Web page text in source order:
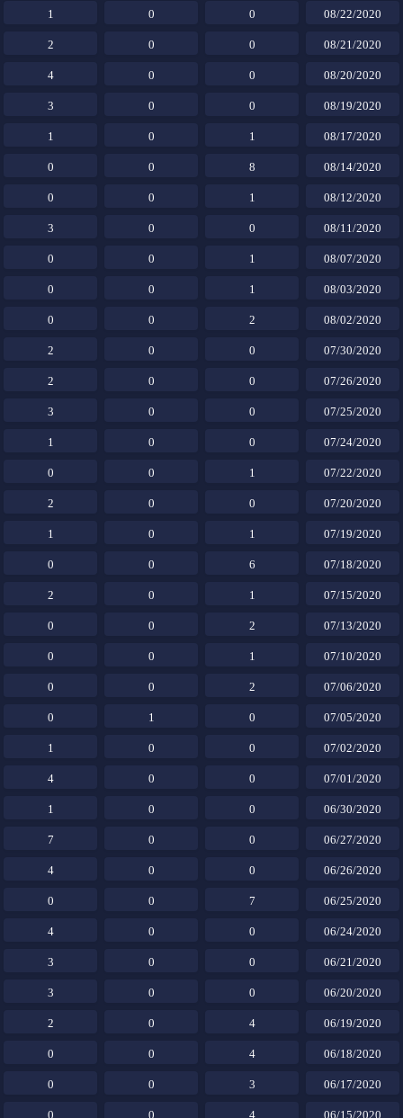
08/22/2020
0
0
1
08/21/2020
0
0
2
08/20/2020
0
0
4
08/19/2020
0
0
3
08/17/2020
1
0
1
08/14/2020
8
0
0
08/12/2020
1
0
0
08/11/2020
0
0
3
08/07/2020
1
0
0
08/03/2020
1
0
0
08/02/2020
2
0
0
07/30/2020
0
0
2
07/26/2020
0
0
2
07/25/2020
0
0
3
07/24/2020
0
0
1
07/22/2020
1
0
0
07/20/2020
0
0
2
07/19/2020
1
0
1
07/18/2020
6
0
0
07/15/2020
1
0
2
07/13/2020
2
0
0
07/10/2020
1
0
0
07/06/2020
2
0
0
07/05/2020
0
1
0
07/02/2020
0
0
1
07/01/2020
0
0
4
06/30/2020
0
0
1
06/27/2020
0
0
7
06/26/2020
0
0
4
06/25/2020
7
0
0
06/24/2020
0
0
4
06/21/2020
0
0
3
06/20/2020
0
0
3
06/19/2020
4
0
2
06/18/2020
4
0
0
06/17/2020
3
0
0